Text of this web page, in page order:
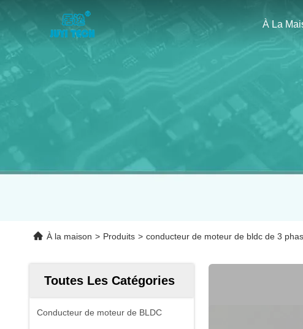
À La
À la maison > Produits > conducteur de moteur de bldc de 3
Toutes Les Catégories
Conducteur de moteur de BLDC